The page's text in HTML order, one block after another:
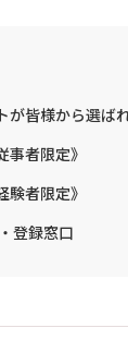
が皆様から選ば
事者限定》
験者限定》
登録窓口